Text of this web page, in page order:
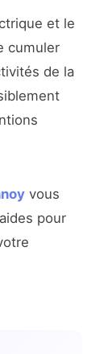
et le
cumuler
de la
vous
pour